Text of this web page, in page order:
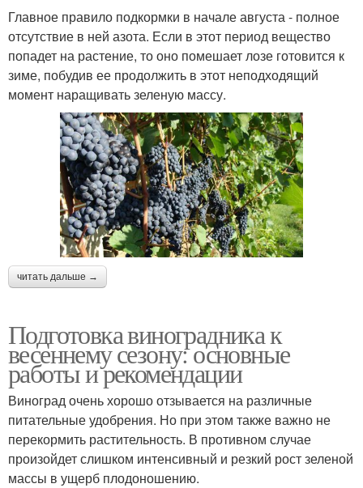
Главное правило подкормки в начале августа - полное
отсутствие в ней азота. Если в этот период вещество
попадет на растение, то оно помешает лозе готовится к
зиме, побудив ее продолжить в этот неподходящий
момент наращивать зеленую массу.
читать дальше →
Подготовка виноградника к
весеннему сезону: основные
работы и рекомендации
Виноград очень хорошо отзывается на различные
питательные удобрения. Но при этом также важно не
перекормить растительность. В противном случае
произойдет слишком интенсивный и резкий рост зеленой
массы в ущерб плодоношению.